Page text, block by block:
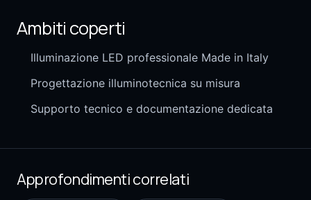
Ambiti coperti
Illuminazione LED professionale Made in Italy
Progettazione illuminotecnica su misura
Supporto tecnico e documentazione dedicata
Approfondimenti correlati